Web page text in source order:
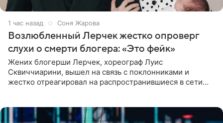
1 час назад Соня Жарова
Возлюбленный Лерчек жестко опроверг
слухи о смерти блогера: «Это фейк»
Жених блогерши Лерчек, хореограф Луис
Сквиччиарини, вышел на связь с поклонниками и
жестко отреагировал на распространившиеся в сети